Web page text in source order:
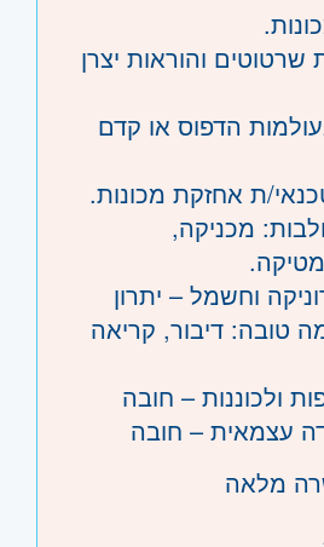
והוראות יצרן
הדפוס או קדם
ת אחזקת מכונות.
מכניקה,
וחשמל – יתרון
טובה: דיבור, קריאה
ולכוננות – חובה
עצמאית – חובה
מלאה